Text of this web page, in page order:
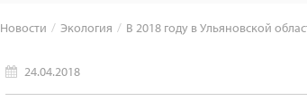
Новости Экология В 2018 году в Ульяновской
24.04.2018